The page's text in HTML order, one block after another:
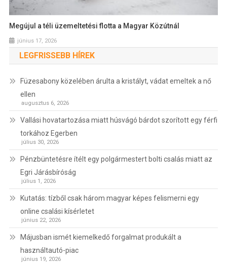
Megújul a téli üzemeltetési flotta a Magyar Közútnál
június 17, 2026
LEGFRISSEBB HÍREK
Füzesabony közelében árulta a kristályt, vádat emeltek a nő
ellen
augusztus 6, 2026
Vallási hovatartozása miatt húsvágó bárdot szorított egy férfi
torkához Egerben
július 30, 2026
Pénzbüntetésre ítélt egy polgármestert bolti csalás miatt az
Egri Járásbíróság
július 1, 2026
Kutatás: tízből csak három magyar képes felismerni egy
online csalási kísérletet
június 22, 2026
Májusban ismét kiemelkedő forgalmat produkált a
használtautó-piac
június 19, 2026